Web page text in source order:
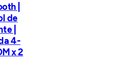
|
de
|
4-
x 2